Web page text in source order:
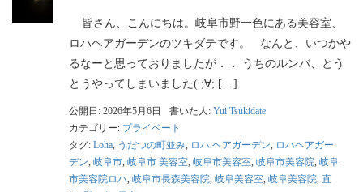
皆さん、こんにちは。岐阜市野一色にある美容室、
ロハヘアガーデンのツキダテです。 なんと、いつかや
るなーと思っておりましたが．． うちのルンバ、とう
とうやってしまいました( ;∀; […]
公開日: 2026年5月6日 書いた人: Yui Tsukidate
カテゴリー: プライベート
タグ: Loha, うだつの町並み, ロハ ヘアガーデン, ロハヘアガー
デン, 岐阜市, 岐阜市 美容室, 岐阜市美容室, 岐阜市美容院, 岐阜
市美容院ロハ, 岐阜市長森美容院, 岐阜美容室, 岐阜美容院, 直